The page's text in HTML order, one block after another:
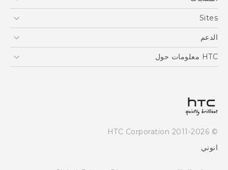
5G
EXODUS
Sites
HTC Dev
الدعم
الدعم
HTC معلومات حول
سياسة الخصوصية
Security and Privacy Whitepaper
© 2011-2026 HTC Corporation
انوني